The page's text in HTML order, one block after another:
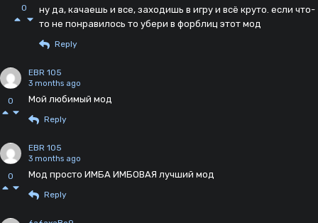
0
ну да, качаешь и все, заходишь в игру и всё круто. если что-
то не понравилось то убери в форблиц этот мод
Reply
0
EBR 105
3 months ago
Мой любимый мод
Reply
0
EBR 105
3 months ago
Мод просто ИМБА ИМБОВАЯ лучший мод
Reply